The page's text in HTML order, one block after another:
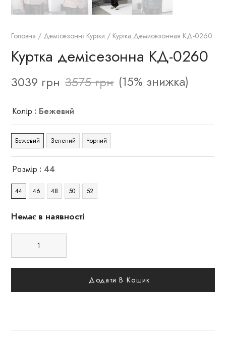
Головна / Демісезонні Куртки / Куртка Демисезонная КД-0260
Куртка демісезонна КД-0260
3039 грн 3575грн (15% знижка)
Колір : Бежевий
Бежевий Зелений Чорний
Розмір : 44
44 46 48 50 52
Немає в наявності
Додати В Кошик